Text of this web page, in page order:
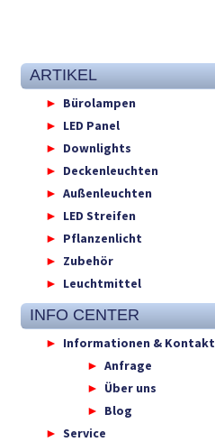
ARTIKEL
Bürolampen
LED Panel
Downlights
Deckenleuchten
Außenleuchten
LED Streifen
Pflanzenlicht
Zubehör
Leuchtmittel
INFO CENTER
Informationen & Kontakt
Anfrage
Über uns
Blog
Service